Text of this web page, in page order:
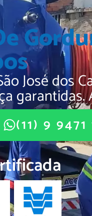
José dos
garantidas.
(11) 9 9471